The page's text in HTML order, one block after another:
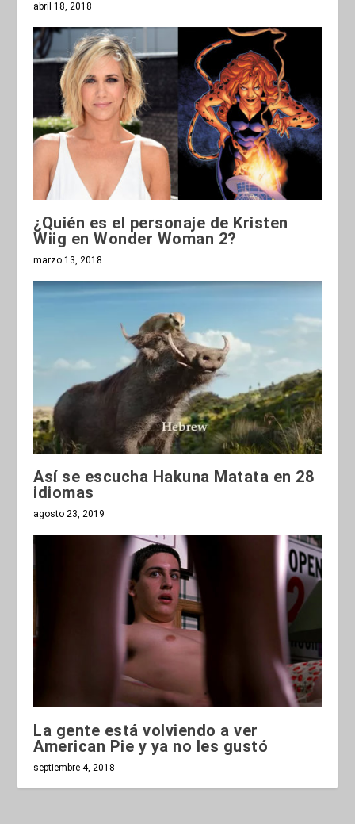
abril 18, 2018
¿Quién es el personaje de Kristen
Wiig en Wonder Woman 2?
marzo 13, 2018
Así se escucha Hakuna Matata en 28
idiomas
agosto 23, 2019
La gente está volviendo a ver
American Pie y ya no les gustó
septiembre 4, 2018